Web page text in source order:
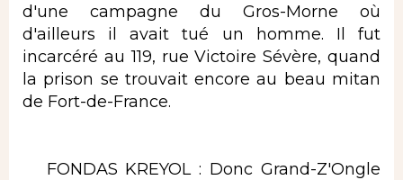
d'une campagne du Gros-Morne où
d'ailleurs il avait tué un homme. Il fut
incarcéré au 119, rue Victoire Sévère, quand
la prison se trouvait encore au beau mitan
de Fort-de-France.
FONDAS KREYOL : Donc Grand-Z'Ongle